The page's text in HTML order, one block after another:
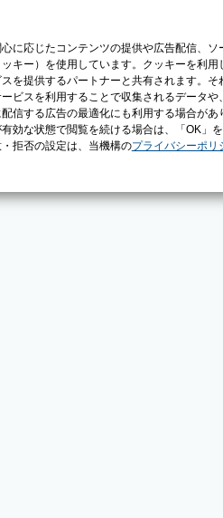
に応じたコンテンツの提供や広告配信、
キー）を使用しています。クッキーを利
を提供するパートナーと共有されます。
ビスを利用することで収集されるデータ
信する広告の最適化にも利用する場合が
効な状態で閲覧を続ける場合は、「OK」
拒否の設定は、当機構のプライバシーポリ